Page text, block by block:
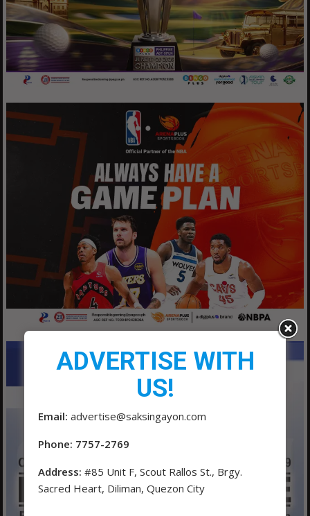
ADVERTISE WITH
US!
Email: advertise@saksingayon.com
Phone: 7757-2769
Address: #85 Unit F, Scout Rallos St., Brgy.
Sacred Heart, Diliman, Quezon City